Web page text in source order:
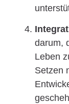
darum,
Leben
Setzen